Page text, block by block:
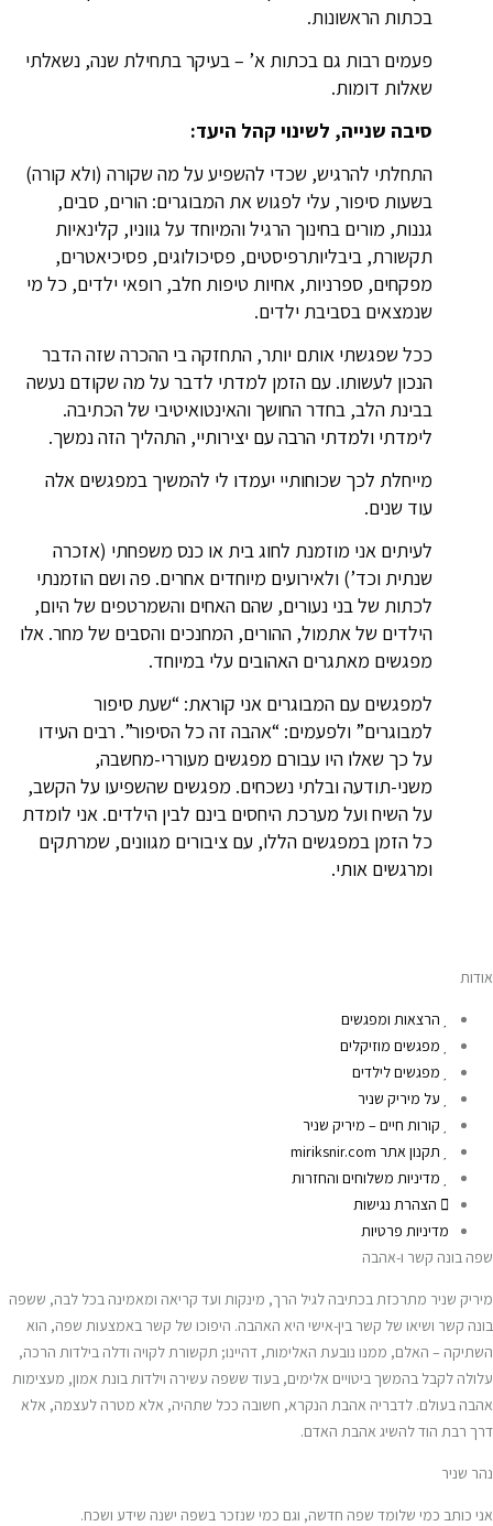
בכתות הראשונות.
פעמים רבות גם בכתות א’ – בעיקר בתחילת שנה, נשאלתי
שאלות דומות.
סיבה שנייה, לשינוי קהל היעד:
התחלתי להרגיש, שכדי להשפיע על מה שקורה (ולא קורה)
בשעות סיפור, עלי לפגוש את המבוגרים: הורים, סבים,
גננות, מורים בחינוך הרגיל והמיוחד על גווניו, קלינאיות
תקשורת, ביבליותרפיסטים, פסיכולוגים, פסיכיאטרים,
מפקחים, ספרניות, אחיות טיפות חלב, רופאי ילדים, כל מי
שנמצאים בסביבת ילדים.
ככל שפגשתי אותם יותר, התחזקה בי ההכרה שזה הדבר
הנכון לעשותו. עם הזמן למדתי לדבר על מה שקודם נעשה
בבינת הלב, בחדר החושך והאינטואיטיבי של הכתיבה.
לימדתי ולמדתי הרבה עם יצירותיי, התהליך הזה נמשך.
מייחלת לכך שכוחותיי יעמדו לי להמשיך במפגשים אלה
עוד שנים.
לעיתים אני מוזמנת לחוג בית או כנס משפחתי (אזכרה
שנתית וכד’) ולאירועים מיוחדים אחרים. פה ושם הוזמנתי
לכתות של בני נעורים, שהם האחים והשמרטפים של היום,
הילדים של אתמול, ההורים, המחנכים והסבים של מחר. אלו
מפגשים מאתגרים האהובים עלי במיוחד.
למפגשים עם המבוגרים אני קוראת: “שעת סיפור
למבוגרים” ולפעמים: “אהבה זה כל הסיפור”. רבים העידו
על כך שאלו היו עבורם מפגשים מעוררי-מחשבה,
משני-תודעה ובלתי נשכחים. מפגשים שהשפיעו על הקשב,
על השיח ועל מערכת היחסים בינם לבין הילדים. אני לומדת
כל הזמן במפגשים הללו, עם ציבורים מגוונים, שמרתקים
ומרגשים אותי.
אודות
הרצאות ומפגשים
מפגשים מוזיקלים
מפגשים לילדים
על מיריק שניר
קורות חיים – מיריק שניר
תקנון אתר miriksnir.com
מדיניות משלוחים והחזרות
הצהרת נגישות
מדיניות פרטיות
שפה בונה קשר ו-אהבה
מיריק שניר מתרכזת בכתיבה לגיל הרך, מינקות ועד קריאה ומאמינה בכל לבה, ששפה
בונה קשר ושיאו של קשר בין-אישי היא האהבה. היפוכו של קשר באמצעות שפה, הוא
השתיקה – האלם, ממנו נובעת האלימות, דהיינו; תקשורת לקויה ודלה בילדות הרכה,
עלולה לקבל בהמשך ביטויים אלימים, בעוד ששפה עשירה וילדות בונת אמון, מעצימות
אהבה בעולם. לדבריה אהבת הנקרא, חשובה ככל שתהיה, אלא מטרה לעצמה, אלא
דרך רבת הוד להשיג אהבת האדם.
נהר שניר
אני כותב כמי שלומד שפה חדשה, וגם כמי שנזכר בשפה ישנה שידע ושכח.